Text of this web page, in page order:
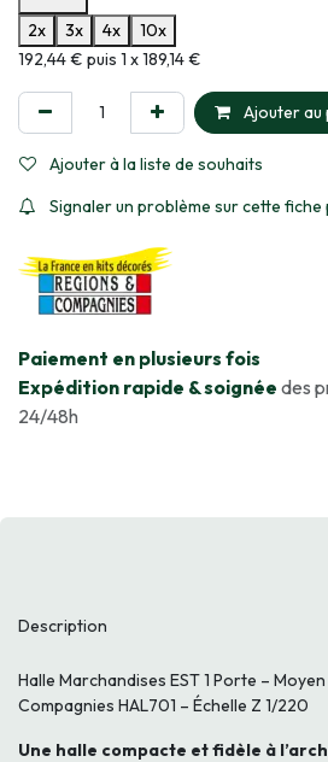
2x
3x 4x
10x
Informations sur le plan de paiement
192,44 € puis 1 x 189,14 €
Ajouter au
Ajouter à la liste de souhaits
Signaler un problème sur cette
​Paiement en plusieurs fois
Expédition rapide & soignée des
24/48h
Description
Halle Marchandises EST 1 Porte –
Compagnies HAL701 – Échelle Z 1/220
Une halle compacte et fidèle à